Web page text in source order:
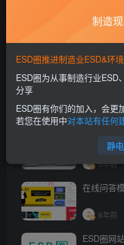
6年前
ESD圈上
6年前
遇难同胞
6年前
在线问答
6年前
ESD圈网
制造
ESD圈推进制造业ESD&环
ESD圈为从事制造行业ESD
分享
ESD圈有你们的加入，会更
若您在使用中对本站有任何
静